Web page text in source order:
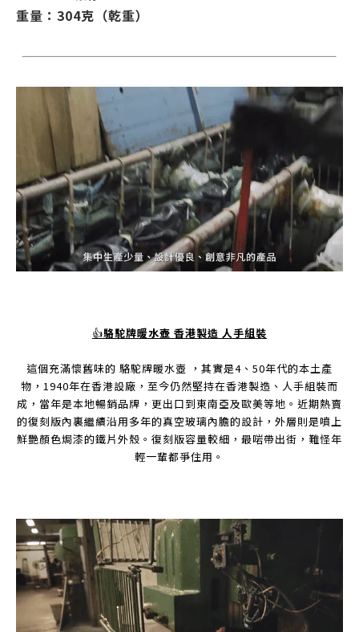
重量：304克（乾重）
👍駱駝牌暖水壺 香港製造 人手組裝
這個充滿懷舊味的 駱駝牌暖水壺 ，其實是4 、 50年代的本土產
物， 1940年在香港設廠，至今仍然堅持在香港製造、人手組裝而
成，當年是本地暢銷品牌，更出口到東南亞及歐美等地。近期熱賣
的復刻版內裏繼續沿用多年的真空玻璃內膽的設計，外層則是噴上
鮮艷顏色焗漆的鐵片外殼。復刻版容量較細，最啱帶出街，難怪年
輕一輩都爭住用。